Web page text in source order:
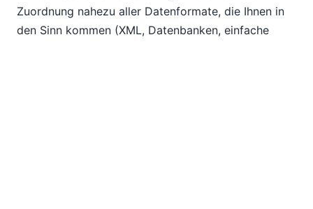
Zuordnung nahezu aller Datenformate, die Ihnen in
den Sinn kommen (XML, Datenbanken, einfache